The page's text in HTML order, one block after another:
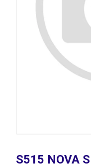
S515 NOVA